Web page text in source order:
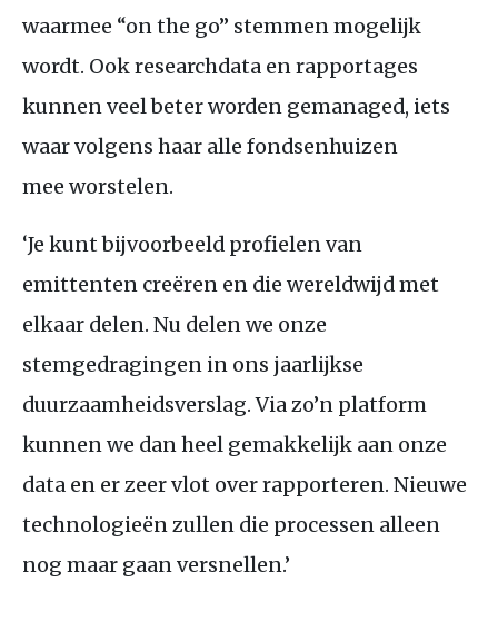
waarmee “on the go” stemmen mogelijk
wordt. Ook researchdata en rapportages
kunnen veel beter worden gemanaged, iets
waar volgens haar alle fondsenhuizen
mee worstelen.
‘Je kunt bijvoorbeeld profielen van
emittenten creëren en die wereldwijd met
elkaar delen. Nu delen we onze
stemgedragingen in ons jaarlijkse
duurzaamheidsverslag. Via zo’n platform
kunnen we dan heel gemakkelijk aan onze
data en er zeer vlot over rapporteren. Nieuwe
technologieën zullen die processen alleen
nog maar gaan versnellen.’